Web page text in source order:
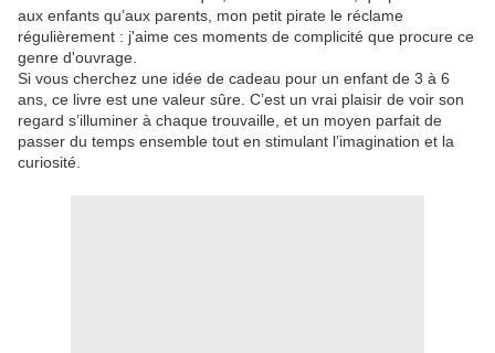
aux enfants qu’aux parents, mon petit pirate le réclame
régulièrement : j'aime ces moments de complicité que procure ce
genre d'ouvrage.
Si vous cherchez une idée de cadeau pour un enfant de 3 à 6
ans, ce livre est une valeur sûre. C’est un vrai plaisir de voir son
regard s’illuminer à chaque trouvaille, et un moyen parfait de
passer du temps ensemble tout en stimulant l’imagination et la
curiosité.